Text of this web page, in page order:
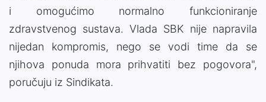
i omogućimo normalno funkcioniranje
zdravstvenog sustava. Vlada SBK nije napravila
nijedan kompromis, nego se vodi time da se
njihova ponuda mora prihvatiti bez pogovora",
poručuju iz Sindikata.